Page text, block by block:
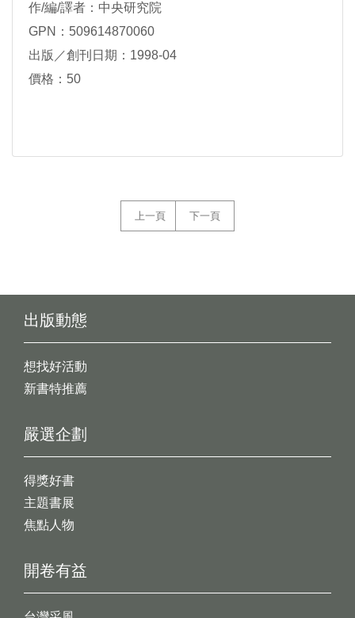
作/編/譯者：中央研究院
GPN：509614870060
出版／創刊日期：1998-04
價格：50
上一頁 下一頁
出版動態
想找好活動
新書特推薦
開卷有益
嚴選企劃
得獎好書
主題書展
焦點人物